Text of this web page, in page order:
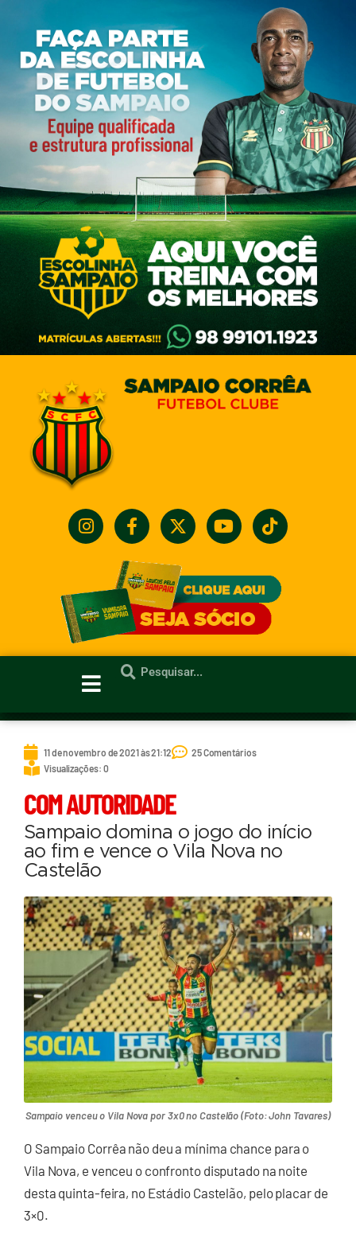
11 de novembro de 2021 às 21:12
25 Comentários
Visualizações: 0
COM AUTORIDADE
Sampaio domina o jogo do início
ao fim e vence o Vila Nova no
Castelão
Sampaio venceu o Vila Nova por 3x0 no Castelão (Foto: John Tavares)
O Sampaio Corrêa não deu a mínima chance para o
Vila Nova, e venceu o confronto disputado na noite
desta quinta-feira, no Estádio Castelão, pelo placar de
3×0.